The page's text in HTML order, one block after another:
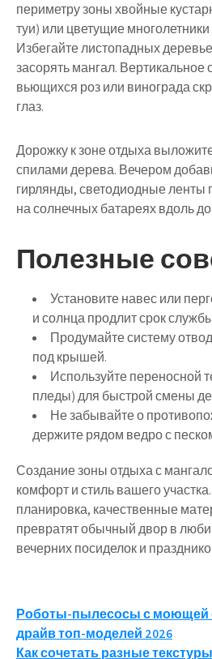
периметру зоны хвойные
туи) или цветущие
Избегайте листопадных
засорять мангал. Вертикальное
вьющихся роз или винограда
глаз.
Дорожку к зоне отдыха
спилами дерева. Вечером
гирлянды, светодиодные
на солнечных батареях вдоль
Полезные
Установите навес или
и солнца продлит срок
Продумайте систему
под крышей.
Используйте переносной
пледы) для быстрой смены
Не забывайте о
держите рядом ведро с
Создание зоны отдыха с
комфорт и стиль вашего
планировка, качественные
превратят обычный двор в
вечерних посиделок и
Навигация
по
Роботы-пылесосы с моющей
драйв топ-моделей 2026
Как сочетать разные